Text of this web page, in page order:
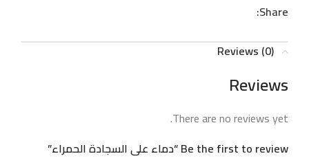
Share:
Reviews (0)
Reviews
There are no reviews yet.
Be the first to review “دماء على السجادة الحمراء”